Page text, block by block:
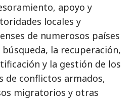
apoyo y
locales y
de numerosos países
la recuperación,
y la gestión de los
de conflictos armados,
migratorios y otras